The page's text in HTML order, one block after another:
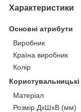
Характеристики
Основні атрибути
Виробник
Країна виробник
Колір
Матеріал
Розмір ДхШхВ (мм)